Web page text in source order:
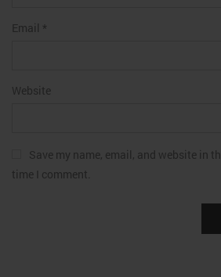
Email *
Website
Save my name, email, and website in
time I comment.